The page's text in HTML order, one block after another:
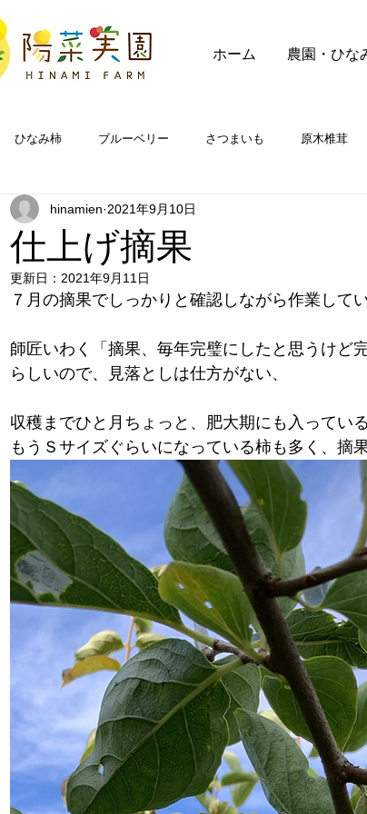
ホーム 農園・ひな
ひなみ柿 ブルーベリー さつまいも 原木椎茸
FAQ
仕上げ摘果
hinamien 2021年9月10日
更新日： 2021年9月11日
７月の摘果でしっかりと確認しながら作業して
師匠いわく「摘果、毎年完璧にしたと思うけど
らしいので、見落としは仕方がない、
収穫までひと月ちょっと、肥大期にも入ってい
もうＳサイズぐらいになっている柿も多く、摘